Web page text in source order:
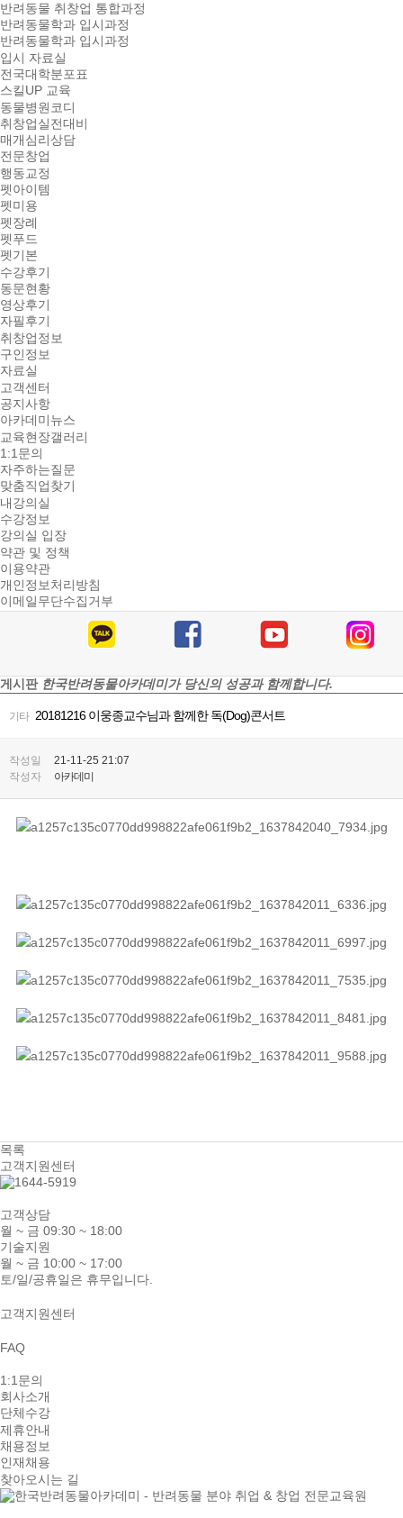
반려동물 취창업 통합과정
반려동물학과 입시과정
반려동물학과 입시과정
입시 자료실
전국대학분포표
스킬UP 교육
동물병원코디
취창업실전대비
매개심리상담
전문창업
행동교정
펫아이템
펫미용
펫장례
펫푸드
펫기본
수강후기
동문현황
영상후기
자필후기
취창업정보
구인정보
자료실
고객센터
공지사항
아카데미뉴스
교육현장갤러리
1:1문의
자주하는질문
맞춤직업찾기
내강의실
수강정보
강의실 입장
약관 및 정책
이용약관
개인정보처리방침
이메일무단수집거부
게시판 한국반려동물아카데미가 당신의 성공과 함께합니다.
기타 20181216 이웅종교수님과 함께한 독(Dog)콘서트
작성일
21-11-25 21:07
작성자
아카데미
목록
고객지원센터
고객상담
월 ~ 금 09:30 ~ 18:00
기술지원
월 ~ 금 10:00 ~ 17:00
토/일/공휴일은 휴무입니다.
고객지원센터
FAQ
1:1문의
회사소개
단체수강
제휴안내
채용정보
인재채용
찾아오시는 길